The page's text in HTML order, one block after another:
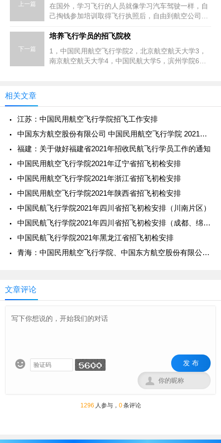
上一篇
在国外，学习飞行的人员就像学习汽车驾驶一样，自
己掏钱参加培训取得飞行执照后，自由到航空公司择
技术能否适应飞行要求，
下一篇
培养飞行学员的招飞院校
1，中国民用航空飞行学院2，北京航空航天大学3，
南京航空航天大学4，中国民航大学5，滨州学院6，
相关文章
江苏：中国民用航空飞行学院招飞工作安排
中国东方航空股份有限公司 中国民用航空飞行学院 2021年度甘肃地区校企合作招收高中飞行学生简章来啦！
福建：关于做好福建省2021年招收民航飞行学员工作的通知
中国民用航空飞行学院2021年辽宁省招飞初检安排
中国民用航空飞行学院2021年浙江省招飞初检安排
中国民用航空飞行学院2021年陕西省招飞初检安排
中国民航飞行学院2021年四川省招飞初检安排（川南片区）
中国民航飞行学院2021年四川省招飞初检安排（成都、绵阳、德阳）
中国民航飞行学院2021年黑龙江省招飞初检安排
青海：中国民用航空飞行学院、中国东方航空股份有限公司2020年度招收高中飞行学生事宜的通知
文章评论
 发 布

1296 人参与， 0条评论